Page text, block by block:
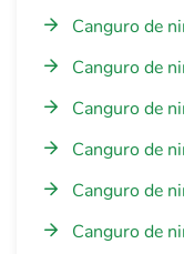
Canguro de
Canguro de
Canguro de
Canguro de
Canguro de
Canguro de